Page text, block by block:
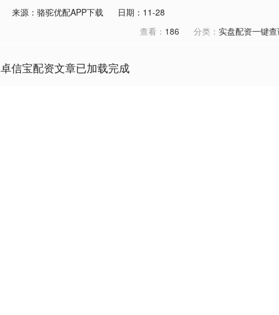
来源：骆驼优配APP下载
日期：11-28
查看： 186 分类： 实盘配资一键查
卓信宝配资文章已加载完成